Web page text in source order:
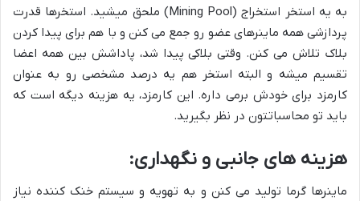
به یه استخر استخراج (Mining Pool) ملحق میشید. استخرها قدرت
پردازشی همه ماینرهای عضو رو جمع می کنن و با هم برای پیدا کردن
بلاک تلاش می کنن. وقتی بلاکی پیدا شد، پاداشش بین همه اعضا
تقسیم میشه و البته استخر هم یه درصد مشخصی رو به عنوان
کارمزد برای خودش برمی داره. این کارمزد، یه هزینه دیگه است که
باید تو محاسباتتون در نظر بگیرید.
هزینه های جانبی و نگهداری:
ماینرها گرما تولید می کنن و به تهویه و سیستم خنک کننده نیاز